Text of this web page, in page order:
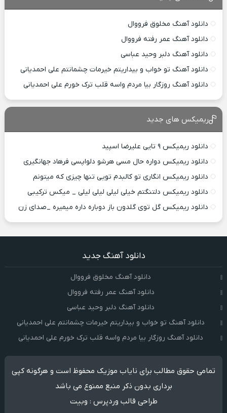
دانلود آهنگ مخلوق فرووال
دانلود آهنگ عمر رفته فرووال
دانلود آهنگ دلبر وحید عباسی
دانلود آهنگ تو خواب و بیداریتم خیرمات چشمانتم علی احمدیانی
دانلود آهنگ روزگار بیا مردم واسه قلب ترک خورم علی احمدیانی
ریمیکس های جدید
دانلود ریمیکس ۹ تایی علیرضا اسپید
دانلود ریمیکس دواره حال مسی هرشو دلواپسی فرهاد جهانگیری
دانلود ریمیکس انگاری تو کالبدم تویی تنها چیزی که میتونم
دانلود ریمیکس دلتنگتم خیلی لیلی لیلی لیلی _ میکس ترکیبی
دانلود ریمیکس گل توی گلدون باز دوباره داره میمیره _صدای زن
دانلود آهنگ جدید
دانلود آهنگ مخلوق فرووال
دانلود آهنگ عمر رفته فرووال
دانلود آهنگ دلبر وحید عباسی
دانلود آهنگ تو خواب و بیداریتم خیرمات چشمانتم علی احمدیانی
دانلود آهنگ روزگار بیا مردم واسه قلب ترک خورم علی احمدیانی
تمامی حقوق مطالب برای نایاب موزیک محفوظ است و هرگونه کپی
برداری بدون ذکر منبع ممنوع می باشد
طراحی قالب وردپرس : وبیت